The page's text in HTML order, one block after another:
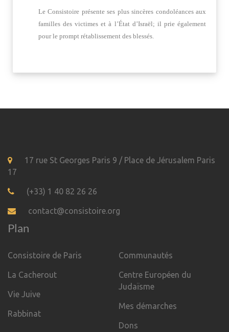
Le Consistoire présente ses plus sincères condoléances aux
familles des victimes et à l’État d’Israël; il prie également
pour le prompt rétablissement des blessés.
17 rue St Georges Paris 9 / Place de Jérusalem Paris
17
(+33) 1 40 82 26 26
contact@consistoire.org
Plan
Consistoire de Paris
La Cacherout
Vie Juive
Rabbinat
Communautés
Centre Européen du
Judaïsme
Mes démarches
Dons